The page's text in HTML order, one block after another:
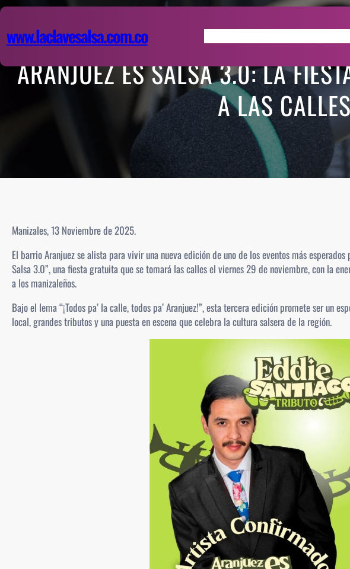
Saltar
contenido
www.laclavesalsa.com.co
ARANJUEZ ES SALSA 3.0: LA
A LAS
Manizales, 13 Noviembre de 2025.
El barrio Aranjuez se alista para vivir una nueva edición de uno de los eventos más esperados
Salsa 3.0”, una fiesta gratuita que se tomará las calles el viernes 29 de noviembre, con la
a los manizaleños.
Bajo el lema “¡Todos pa’ la calle, todos pa’ Aranjuez!”, esta tercera edición promete ser un
local, grandes tributos y una puesta en escena que celebra la cultura salsera de la región.